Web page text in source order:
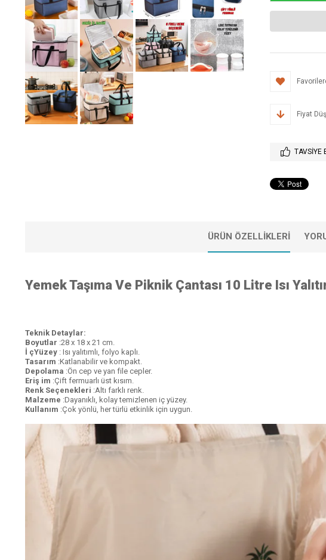
Fiyat
TAVSIYE
ÜRÜN ÖZELLIKLERI
Yemek Taşıma Ve Piknik Çantası 10 Litre Isı
Teknik Detaylar:
Boyutlar :28 x 18 x 21 cm.
İ çYüzey : Isı yalıtımlı, folyo kaplı.
Tasarım :Katlanabilir ve kompakt.
Depolama :Ön cep ve yan file cepler.
Eriş im :Çift fermuarlı üst kısım.
Renk Seçenekleri :Altı farklı renk.
Malzeme :Dayanıklı, kolay temizlenen iç yüzey.
Kullanım :Çok yönlü, her türlü etkinlik için uygun.